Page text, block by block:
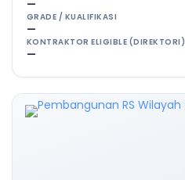
—
GRADE / KUALIFIKASI
—
KONTRAKTOR ELIGIBLE (DIREKTORI)
—